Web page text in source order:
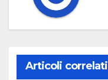
Articoli correlati